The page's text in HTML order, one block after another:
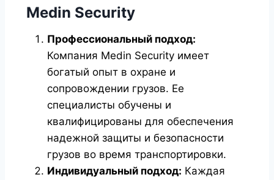
Medin Security
Профессиональный подход:
Компания Medin Security имеет
богатый опыт в охране и
сопровождении грузов. Ее
специалисты обучены и
квалифицированы для обеспечения
надежной защиты и безопасности
грузов во время транспортировки.
Индивидуальный подход: Каждая